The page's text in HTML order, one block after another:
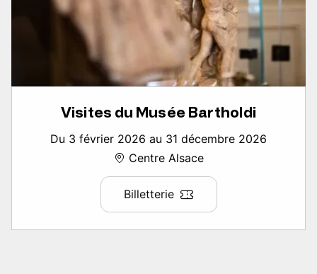
Visites du Musée Bartholdi
Du 3 février 2026 au 31 décembre 2026
Centre Alsace
Billetterie